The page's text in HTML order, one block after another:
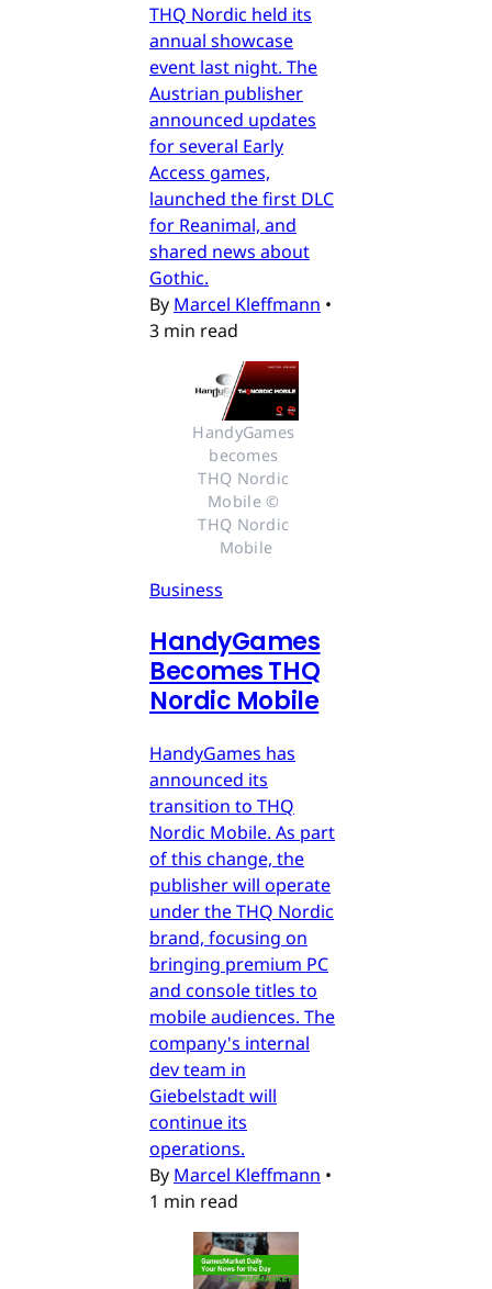
THQ Nordic held its
annual showcase
event last night. The
Austrian publisher
announced updates
for several Early
Access games,
launched the first DLC
for Reanimal, and
shared news about
Gothic.
By Marcel Kleffmann •
3 min read
HandyGames
becomes
THQ Nordic
Mobile ©
THQ Nordic
Mobile
Business
HandyGames
Becomes THQ
Nordic Mobile
HandyGames has
announced its
transition to THQ
Nordic Mobile. As part
of this change, the
publisher will operate
under the THQ Nordic
brand, focusing on
bringing premium PC
and console titles to
mobile audiences. The
company's internal
dev team in
Giebelstadt will
continue its
operations.
By Marcel Kleffmann •
1 min read